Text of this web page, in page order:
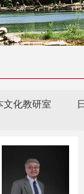
文化教研室